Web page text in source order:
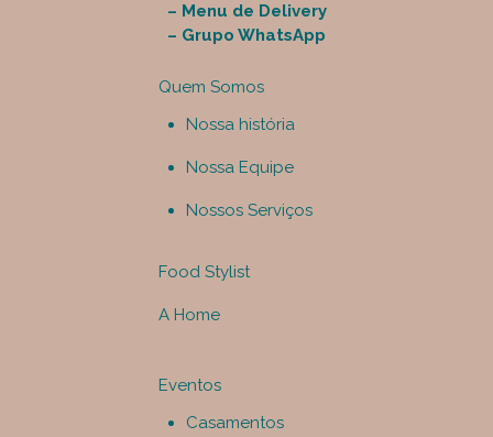
– Menu de Delivery
– Grupo WhatsApp
Quem Somos
Nossa história
Nossa Equipe
Nossos Serviços
Food Stylist
A Home
Eventos
Casamentos